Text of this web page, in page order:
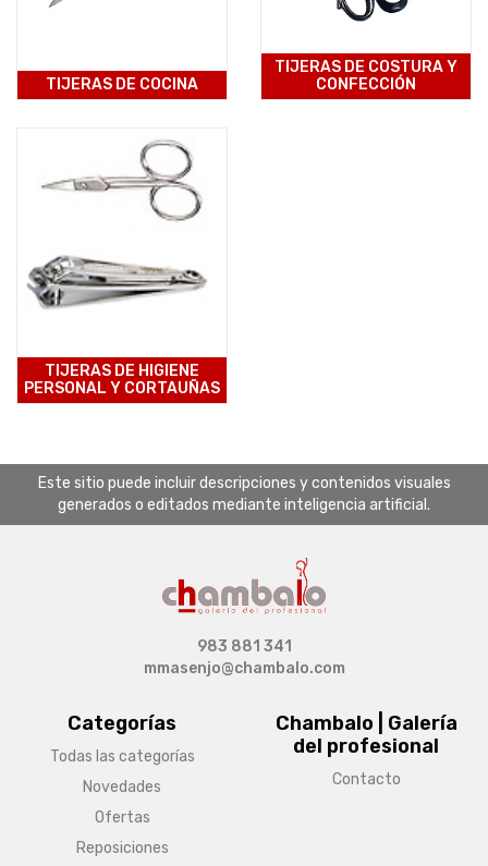
TIJERAS DE COCINA
TIJERAS DE COSTURA Y
CONFECCIÓN
TIJERAS DE HIGIENE
PERSONAL Y CORTAUÑAS
Este sitio puede incluir descripciones y contenidos visuales
generados o editados mediante inteligencia artificial.
Categorías
Todas las categorías
Novedades
Ofertas
Reposiciones
Chambalo | Galería
del profesional
Contacto
983 881 341
mmasenjo@chambalo.com